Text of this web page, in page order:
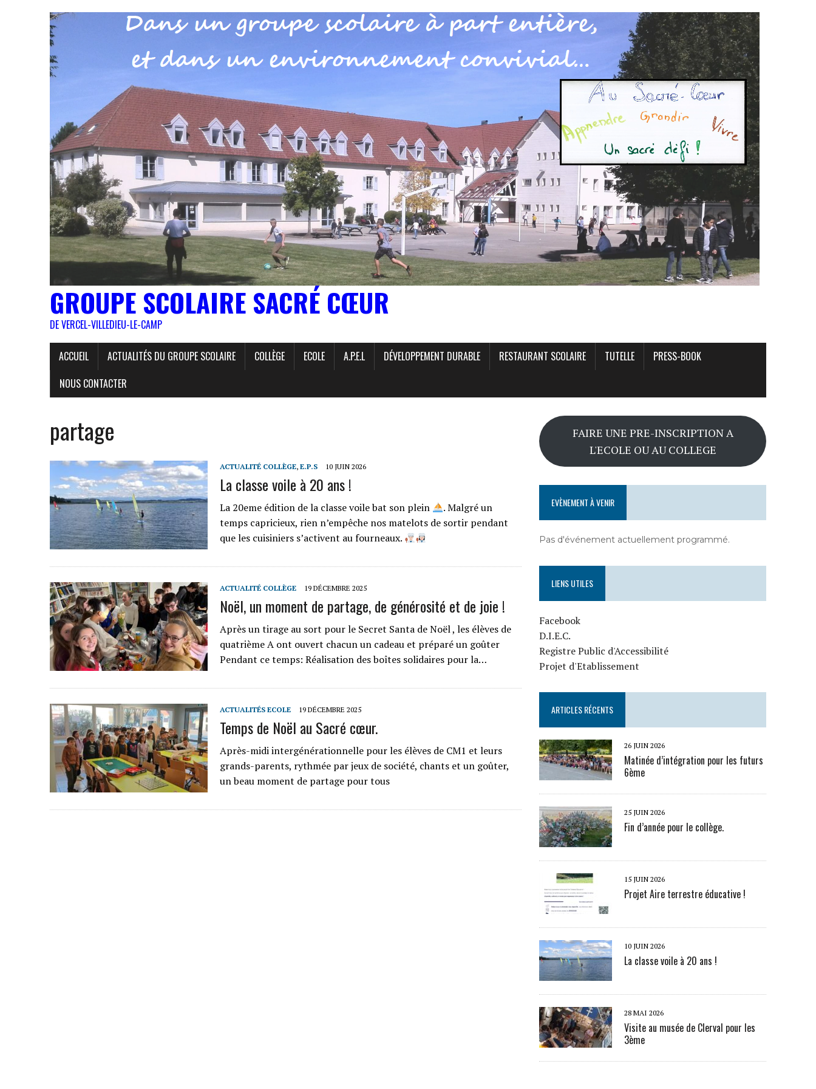
GROUPE SCOLAIRE SACRÉ CŒUR
DE VERCEL-VILLEDIEU-LE-CAMP
ACCUEIL ACTUALITÉS DU GROUPE SCOLAIRE COLLÈGE ECOLE A.P.E.L DÉVELOPPEMENT DURABLE RESTAURANT SCOLAIRE TUTELLE
PRESS-BOOK
NOUS CONTACTER
partage
ACTUALITÉ COLLÈGE, E.P.S 10 JUIN 2026
La classe voile à 20 ans !
La 20eme édition de la classe voile bat son plein
. Malgré un
temps capricieux, rien n’empêche nos matelots de sortir pendant
que les cuisiniers s’activent au fourneaux.
ACTUALITÉ COLLÈGE 19 DÉCEMBRE 2025
Noël, un moment de partage, de générosité et de joie !
Après un tirage au sort pour le Secret Santa de Noël , les élèves de
quatrième A ont ouvert chacun un cadeau et préparé un goûter
Pendant ce temps: Réalisation des boîtes solidaires pour la…
ACTUALITÉS ECOLE 19 DÉCEMBRE 2025
Temps de Noël au Sacré cœur.
Après-midi intergénérationnelle pour les élèves de CM1 et leurs
grands-parents, rythmée par jeux de société, chants et un goûter,
un beau moment de partage pour tous
FAIRE UNE PRE-INSCRIPTION A
L'ECOLE OU AU COLLEGE
EVÈNEMENT À VENIR
Pas d'événement actuellement programmé.
LIENS UTILES
Facebook
D.I.E.C.
Registre Public d'Accessibilité
Projet d'Etablissement
ARTICLES RÉCENTS
26 JUIN 2026
Matinée d’intégration pour les futurs
6ème
25 JUIN 2026
Fin d’année pour le collège.
15 JUIN 2026
Projet Aire terrestre éducative !
10 JUIN 2026
La classe voile à 20 ans !
28 MAI 2026
Visite au musée de Clerval pour les
3ème